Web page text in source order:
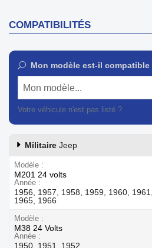
COMPATIBILITÉS
Mon modèle est-il
Mon modèle...
Votre véhicule n'est pas listé ?
Militaire Jeep
Modèle
M201 24 volts
Année
1956, 1957, 1958, 1959, 1960,
1965, 1966
Modèle
M38 24 Volts
Année
1950, 1951, 1952